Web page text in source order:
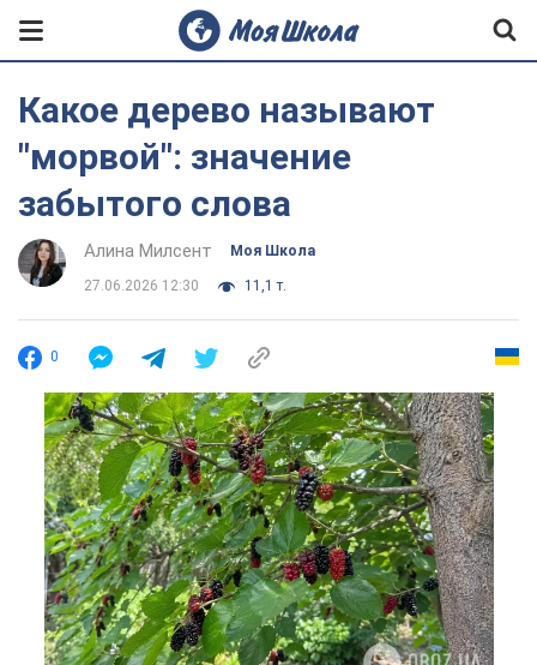
Какое дерево называют
"морвой": значение
забытого слова
Алина Милсент Моя Школа
27.06.2026 12:30 11,1 т.
0